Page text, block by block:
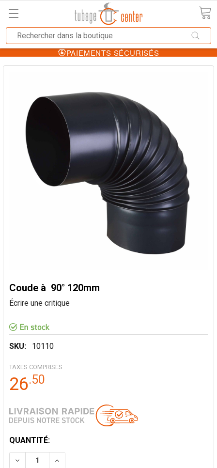
PAIEMENTS SÉCURISÉS
Coude à 90° 120mm
Écrire une critique
SKU: 10110
TAXES COMPRISES
26.50
STOCK
ACTUEL:
QUANTITÉ:
DIMINUER LA QUANTITÉ DE COUDE À 90° 120MM
AUGMENTER LA QUANTITÉ DE COUDE À